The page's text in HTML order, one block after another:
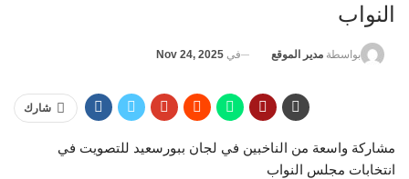
النواب
بواسطة مدير الموقع في Nov 24, 2025
شارك
مشاركة واسعة من الناخبين في لجان ببورسعيد للتصويت في
انتخابات مجلس النواب